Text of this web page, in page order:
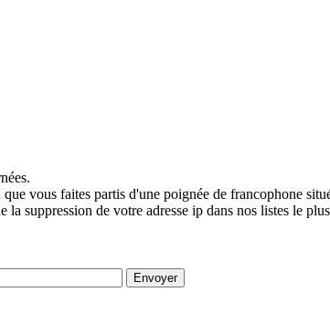
vous faites partis d'une poignée de francophone
suppression de votre adresse ip dans nos listes le